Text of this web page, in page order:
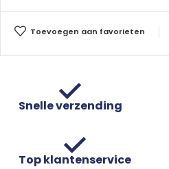
Toevoegen aan favorieten
Snelle verzending
Top klantenservice